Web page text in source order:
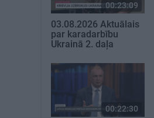
00:23:09
03.08.2026 Aktuālais
par karadarbību
Ukrainā 2. daļa
00:22:30